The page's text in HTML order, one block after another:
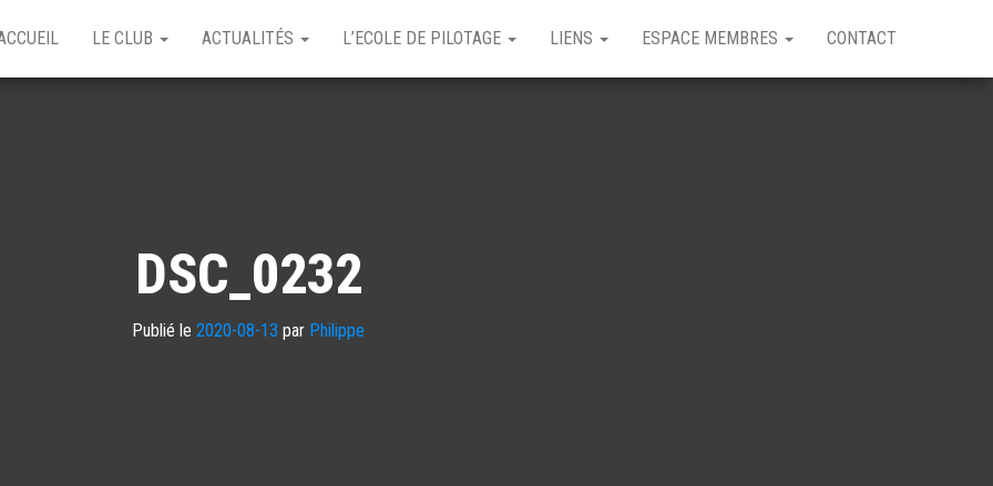
LE CLUB ACTUALITÉS L’ECOLE DE PILOTAGE LIENS ESPACE MEMBRES CONTACT
DSC_0232
Publié le 2020-08-13 par Philippe